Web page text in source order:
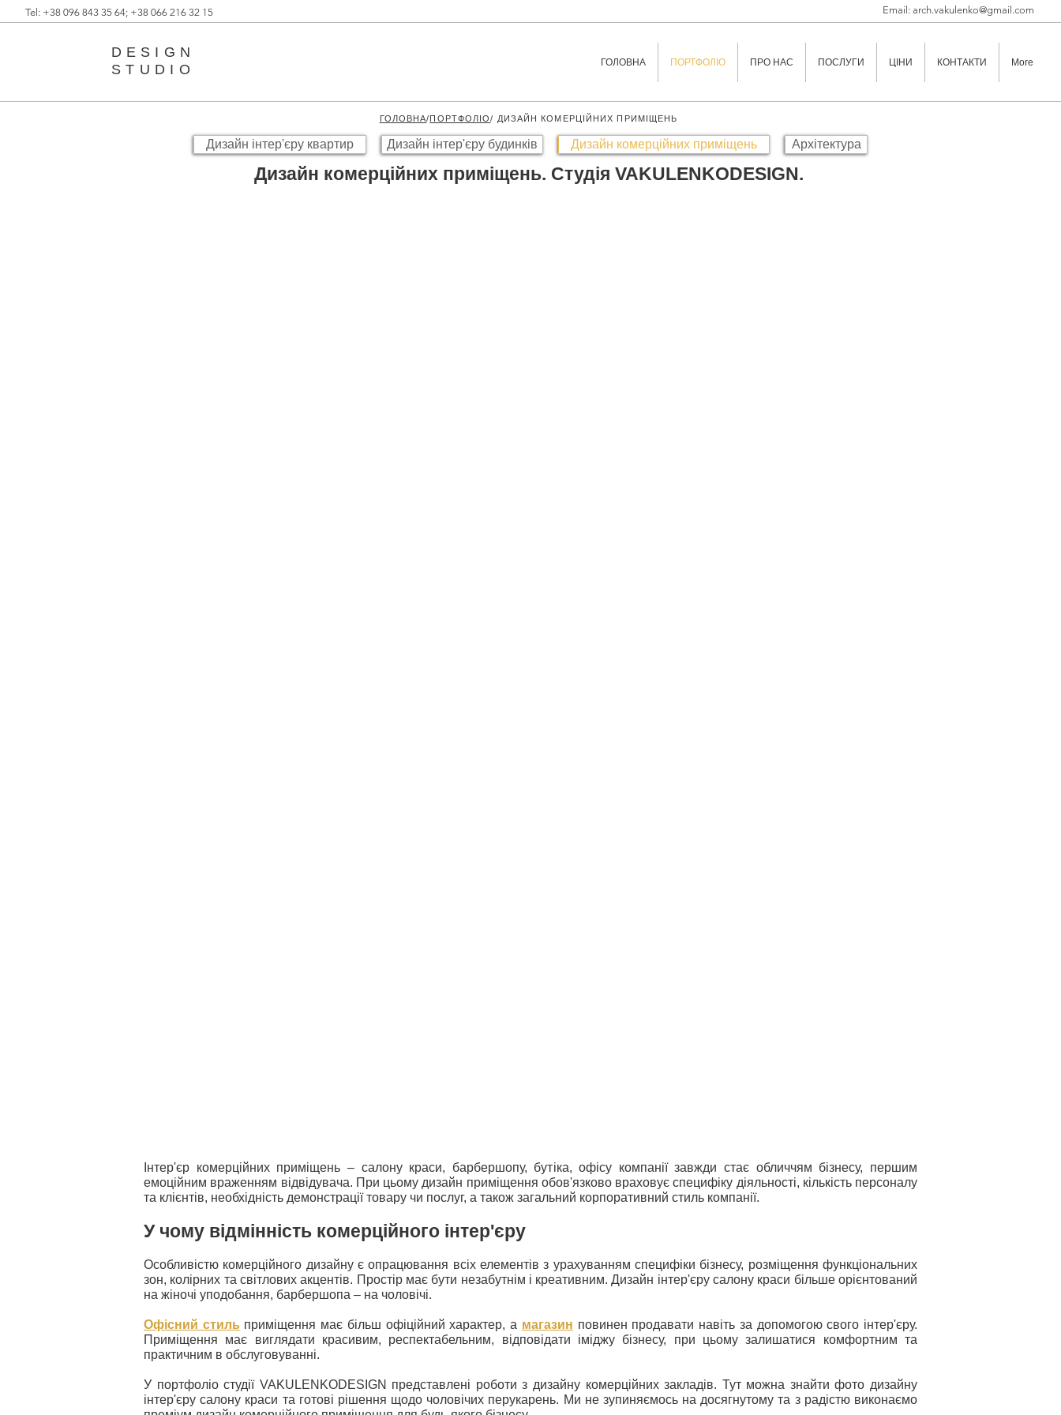
DESIGN
STUDIO
Tel: +38 096 843 35 64; +38 066 216 32 15
ГОЛОВНА ПОРТФОЛІО ПРО НАС ПОСЛУГИ ЦІНИ КОНТАКТИ More
Email: arch.vakulenko@gmail.com
ГОЛОВНА/ПОРТФОЛІО/ ДИЗАЙН КОМЕРЦІЙНИХ ПРИМІЩЕНЬ
Дизайн інтер'єру квартир Дизайн інтер'єру будинків Дизайн комерційних приміщень Архітектура
Дизайн комерційних приміщень. Студія VAKULENKODESIGN.
Інтер'єр комерційних приміщень – салону краси, барбершопу, бутіка, офісу компанії завжди стає обличчям бізнесу, першим
емоційним враженням відвідувача. При цьому дизайн приміщення обов'язково враховує специфіку діяльності, кількість персоналу
та клієнтів, необхідність демонстрації товару чи послуг, а також загальний корпоративний стиль компанії.
У чому відмінність комерційного інтер'єру
Особливістю комерційного дизайну є опрацювання всіх елементів з урахуванням специфіки бізнесу, розміщення функціональних
зон, колірних та світлових акцентів. Простір має бути незабутнім і креативним. Дизайн інтер'єру салону краси більше орієнтований
на жіночі уподобання, барбершопа – на чоловічі.
Офісний стиль приміщення має більш офіційний характер, а магазин повинен продавати навіть за допомогою свого інтер'єру.
Приміщення має виглядати красивим, респектабельним, відповідати іміджу бізнесу, при цьому залишатися комфортним та
практичним в обслуговуванні.
У портфоліо студії VAKULENKODESIGN представлені роботи з дизайну комерційних закладів. Тут можна знайти фото дизайну
інтер'єру салону краси та готові рішення щодо чоловічих перукарень. Ми не зупиняємось на досягнутому та з радістю виконаємо